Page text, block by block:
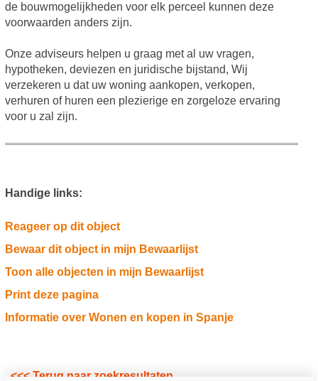
de bouwmogelijkheden voor elk perceel kunnen deze
voorwaarden anders zijn.
Onze adviseurs helpen u graag met al uw vragen,
hypotheken, deviezen en juridische bijstand, Wij
verzekeren u dat uw woning aankopen, verkopen,
verhuren of huren een plezierige en zorgeloze ervaring
voor u zal zijn.
Handige links:
Reageer op dit object
Bewaar dit object in mijn Bewaarlijst
Toon alle objecten in mijn Bewaarlijst
Print deze pagina
Informatie over Wonen en kopen in Spanje
<<< Terug naar zoekresultaten